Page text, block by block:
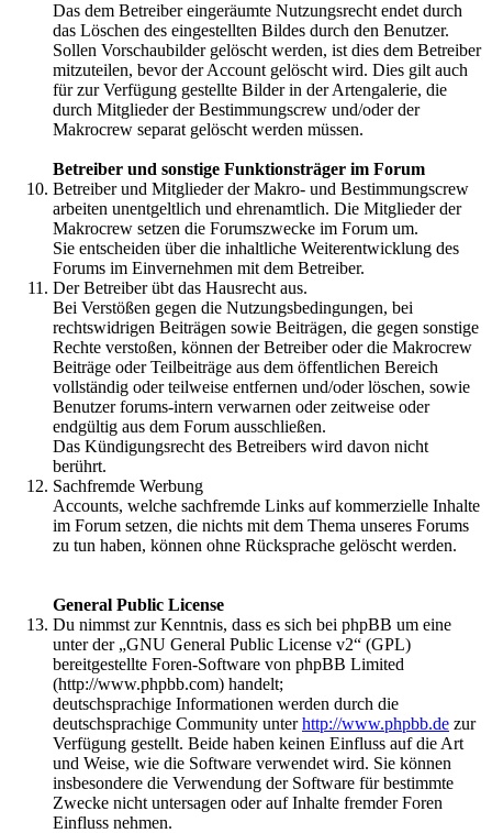
Das dem Betreiber eingeräumte Nutzungsrecht endet durch
das Löschen des eingestellten Bildes durch den Benutzer.
Sollen Vorschaubilder gelöscht werden, ist dies dem Betreiber
mitzuteilen, bevor der Account gelöscht wird. Dies gilt auch
für zur Verfügung gestellte Bilder in der Artengalerie, die
durch Mitglieder der Bestimmungscrew und/oder der
Makrocrew separat gelöscht werden müssen.
Betreiber und sonstige Funktionsträger im Forum
Betreiber und Mitglieder der Makro- und Bestimmungscrew
arbeiten unentgeltlich und ehrenamtlich. Die Mitglieder der
Makrocrew setzen die Forumszwecke im Forum um.
Sie entscheiden über die inhaltliche Weiterentwicklung des
Forums im Einvernehmen mit dem Betreiber.
Der Betreiber übt das Hausrecht aus.
Bei Verstößen gegen die Nutzungsbedingungen, bei
rechtswidrigen Beiträgen sowie Beiträgen, die gegen sonstige
Rechte verstoßen, können der Betreiber oder die Makrocrew
Beiträge oder Teilbeiträge aus dem öffentlichen Bereich
vollständig oder teilweise entfernen und/oder löschen, sowie
Benutzer forums-intern verwarnen oder zeitweise oder
endgültig aus dem Forum ausschließen.
Das Kündigungsrecht des Betreibers wird davon nicht
berührt.
Sachfremde Werbung
Accounts, welche sachfremde Links auf kommerzielle Inhalte
im Forum setzen, die nichts mit dem Thema unseres Forums
zu tun haben, können ohne Rücksprache gelöscht werden.
General Public License
Du nimmst zur Kenntnis, dass es sich bei phpBB um eine
unter der „GNU General Public License v2“ (GPL)
bereitgestellte Foren-Software von phpBB Limited
(http://www.phpbb.com) handelt;
deutschsprachige Informationen werden durch die
deutschsprachige Community unterhttp://www.phpbb.de zur
Verfügung gestellt. Beide haben keinen Einfluss auf die Art
und Weise, wie die Software verwendet wird. Sie können
insbesondere die Verwendung der Software für bestimmte
Zwecke nicht untersagen oder auf Inhalte fremder Foren
Einfluss nehmen.